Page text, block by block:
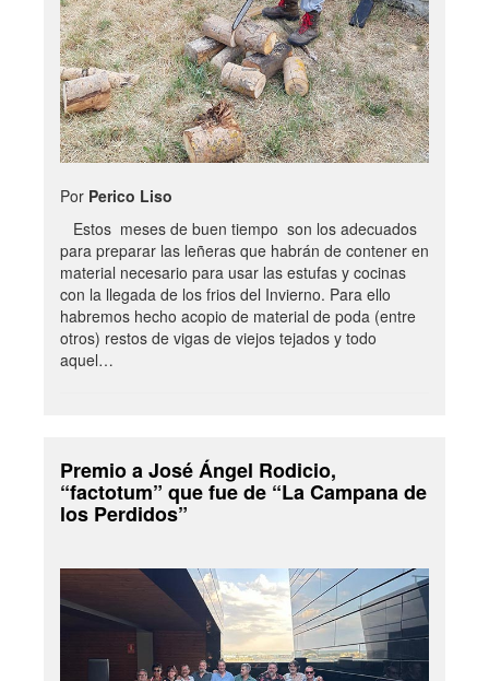
Por Perico Liso
Estos meses de buen tiempo son los adecuados
para preparar las leñeras que habrán de contener en
material necesario para usar las estufas y cocinas
con la llegada de los frios del Invierno. Para ello
habremos hecho acopio de material de poda (entre
otros) restos de vigas de viejos tejados y todo
aquel…
Premio a José Ángel Rodicio,
“factotum” que fue de “La Campana de
los Perdidos”